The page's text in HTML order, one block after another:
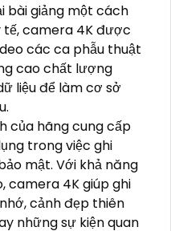
bài giảng một cách
tế, camera 4K được
các ca phẫu thuật
cao chất lượng
liệu để làm cơ sở
của hãng cung cấp
trong việc ghi
mật. Với khả năng
camera 4K giúp ghi
cảnh đẹp thiên
những sự kiện quan